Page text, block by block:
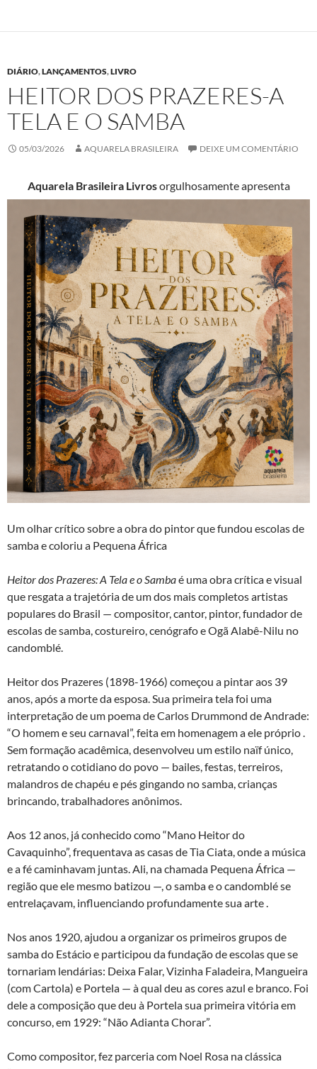
DIÁRIO,LANÇAMENTOS,LIVRO
HEITOR DOS PRAZERES-A
TELA E O SAMBA
05/03/2026 AQUARELA BRASILEIRA DEIXE UM COMENTÁRIO
Aquarela Brasileira Livrosorgulhosamente apresenta
Um olhar crítico sobre a obra do pintor que fundou escolas de
samba e coloriu a Pequena África
Heitor dos Prazeres: A Tela e o Sambaé uma obra crítica e visual
que resgata a trajetória de um dos mais completos artistas
populares do Brasil — compositor, cantor, pintor, fundador de
escolas de samba, costureiro, cenógrafo e Ogã Alabê-Nilu no
candomblé.
Heitor dos Prazeres (1898-1966) começou a pintar aos 39
anos, após a morte da esposa. Sua primeira tela foi uma
interpretação de um poema de Carlos Drummond de Andrade:
“O homem e seu carnaval”, feita em homenagem a ele próprio .
Sem formação acadêmica, desenvolveu um estilo naïf único,
retratando o cotidiano do povo — bailes, festas, terreiros,
malandros de chapéu e pés gingando no samba, crianças
brincando, trabalhadores anônimos.
Aos 12 anos, já conhecido como “Mano Heitor do
Cavaquinho”, frequentava as casas de Tia Ciata, onde a música
e a fé caminhavam juntas. Ali, na chamada Pequena África —
região que ele mesmo batizou —, o samba e o candomblé se
entrelaçavam, influenciando profundamente sua arte .
Nos anos 1920, ajudou a organizar os primeiros grupos de
samba do Estácio e participou da fundação de escolas que se
tornariam lendárias: Deixa Falar, Vizinha Faladeira, Mangueira
(com Cartola) e Portela — à qual deu as cores azul e branco. Foi
dele a composição que deu à Portela sua primeira vitória em
concurso, em 1929: “Não Adianta Chorar”.
Como compositor, fez parceria com Noel Rosa na clássica